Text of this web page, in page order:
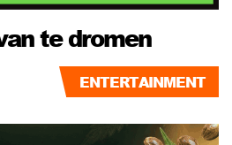
te dromen
ENTERTAINMENT